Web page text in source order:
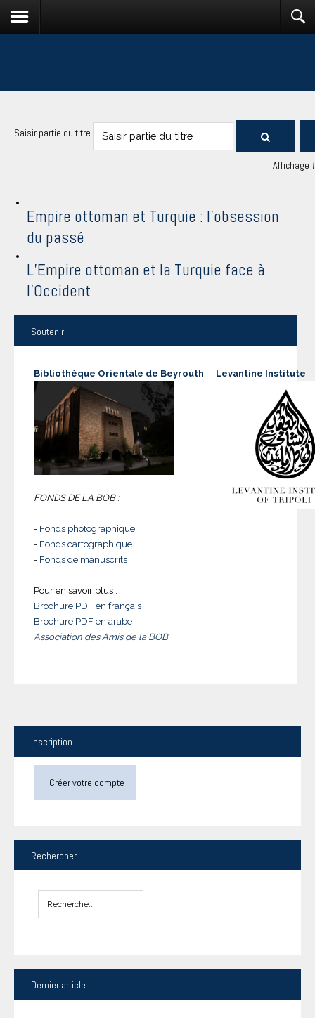
Saisir partie du titre
Affichage
Empire ottoman et Turquie : l'obsession
du passé
L’Empire ottoman et la Turquie face à
l’Occident
Soutenir
Bibliothèque Orientale de Beyrouth
FONDS DE LA BOB :
- Fonds photographique
- Fonds cartographique
- Fonds de manuscrits
Pour en savoir plus :
Brochure PDF en français
Brochure PDF en arabe
Association des Amis de la BOB
Levantine Institute
Inscription
Créer votre compte
Rechercher
Dernier article